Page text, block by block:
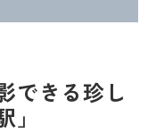
できる珍し